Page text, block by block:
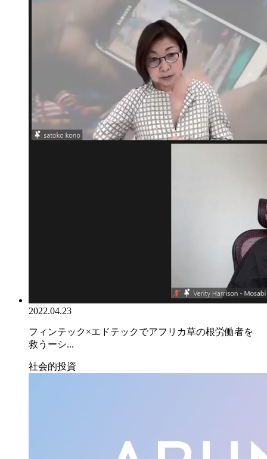
2022.04.23
フィンテック×エドテックでアフリカ草の根労働者を
救うーシ...
社会的投資